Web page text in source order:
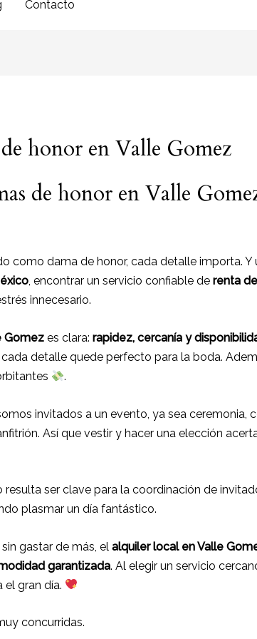
Contacto
honor en Valle Gomez
de honor en Valle
como dama de honor, cada detalle importa.
, encontrar un servicio confiable derenta
innecesario.
Gomezes clara: rapidez, cercanía y
detalle quede perfecto para la boda.
.
invitados a un evento, ya sea ceremonia,
Así que vestir y hacer una elección
ser clave para la coordinación de
plasmar un día fantástico.
gastar de más, el alquiler local en Valle
garantizada. Al elegir un servicio
gran día.
concurridas.